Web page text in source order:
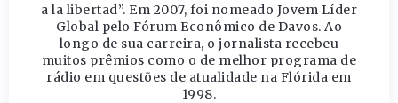
a la libertad”. Em 2007, foi nomeado Jovem Líder
Global pelo Fórum Econômico de Davos. Ao
longo de sua carreira, o jornalista recebeu
muitos prêmios como o de melhor programa de
rádio em questões de atualidade na Flórida em
1998.